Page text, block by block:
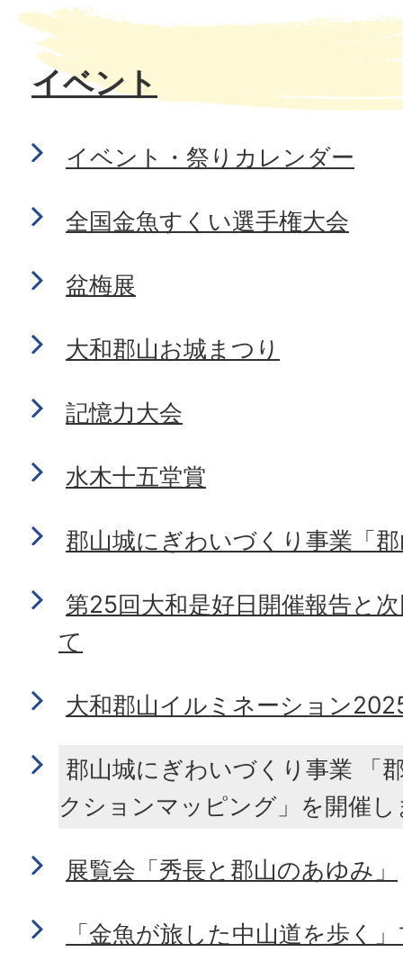
イベント
イベント・祭りカレンダー
全国金魚すくい選手権大会
盆梅展
大和郡山お城まつり
記憶力大会
水木十五堂賞
郡山城にぎわいづくり事業「
第25回大和是好日開催報告と
て
大和郡山イルミネーション
郡山城にぎわいづくり事業 「
クションマッピング」を開催し
展覧会「秀長と郡山のあゆみ」
「金魚が旅した中山道を歩く